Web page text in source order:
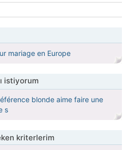
mariage en Europe
istiyorum
blonde aime faire une
s
kriterlerim